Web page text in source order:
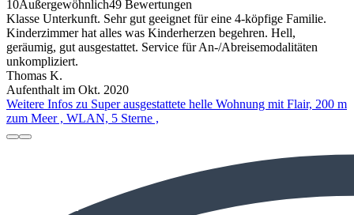
10Außergewöhnlich49 Bewertungen
Klasse Unterkunft. Sehr gut geeignet für eine 4-köpfige Familie.
Kinderzimmer hat alles was Kinderherzen begehren. Hell,
geräumig, gut ausgestattet. Service für An-/Abreisemodalitäten
unkompliziert.
Thomas K.
Aufenthalt im Okt. 2020
Weitere Infos zu Super ausgestattete helle Wohnung mit Flair, 200 m
zum Meer , WLAN, 5 Sterne ,